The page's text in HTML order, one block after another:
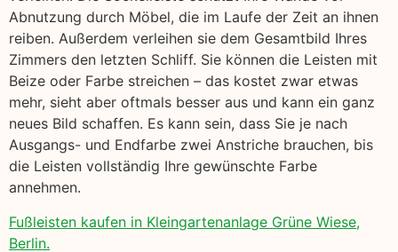
Abnutzung durch Möbel, die im Laufe der Zeit an ihnen
reiben. Außerdem verleihen sie dem Gesamtbild Ihres
Zimmers den letzten Schliff. Sie können die Leisten mit
Beize oder Farbe streichen – das kostet zwar etwas
mehr, sieht aber oftmals besser aus und kann ein ganz
neues Bild schaffen. Es kann sein, dass Sie je nach
Ausgangs- und Endfarbe zwei Anstriche brauchen, bis
die Leisten vollständig Ihre gewünschte Farbe
annehmen.
Fußleisten kaufen in Kleingartenanlage Grüne Wiese,
Berlin.